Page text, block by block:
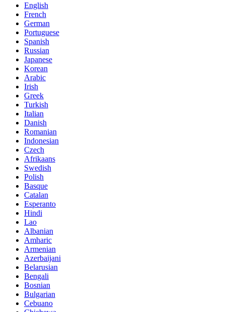
English
French
German
Portuguese
Spanish
Russian
Japanese
Korean
Arabic
Irish
Greek
Turkish
Italian
Danish
Romanian
Indonesian
Czech
Afrikaans
Swedish
Polish
Basque
Catalan
Esperanto
Hindi
Lao
Albanian
Amharic
Armenian
Azerbaijani
Belarusian
Bengali
Bosnian
Bulgarian
Cebuano